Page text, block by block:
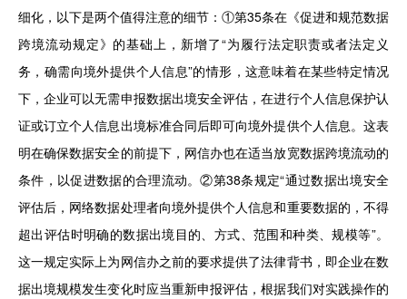
细化，以下是两个值得注意的细节：①第35条在《促进和规范数据
跨境流动规定》的基础上，新增了“为履行法定职责或者法定义
务，确需向境外提供个人信息”的情形，这意味着在某些特定情况
下，企业可以无需申报数据出境安全评估，在进行个人信息保护认
证或订立个人信息出境标准合同后即可向境外提供个人信息。这表
明在确保数据安全的前提下，网信办也在适当放宽数据跨境流动的
条件，以促进数据的合理流动。②第38条规定“通过数据出境安全
评估后，网络数据处理者向境外提供个人信息和重要数据的，不得
超出评估时明确的数据出境目的、方式、范围和种类、规模等”。
这一规定实际上为网信办之前的要求提供了法律背书，即企业在数
据出境规模发生变化时应当重新申报评估，根据我们对实践操作的